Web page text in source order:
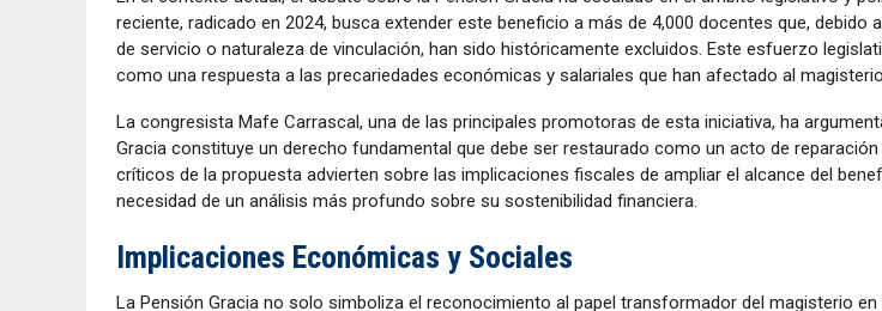
reciente, radicado en 2024, busca extender este beneficio a más de 4,000 docentes que, debido
de servicio o naturaleza de vinculación, han sido históricamente excluidos. Este esfuerzo
como una respuesta a las precariedades económicas y salariales que han afectado al
La congresista Mafe Carrascal, una de las principales promotoras de esta iniciativa, ha
Gracia constituye un derecho fundamental que debe ser restaurado como un acto de
críticos de la propuesta advierten sobre las implicaciones fiscales de ampliar el alcance del
necesidad de un análisis más profundo sobre su sostenibilidad financiera.
Implicaciones Económicas y Sociales
La Pensión Gracia no solo simboliza el reconocimiento al papel transformador del magisterio en